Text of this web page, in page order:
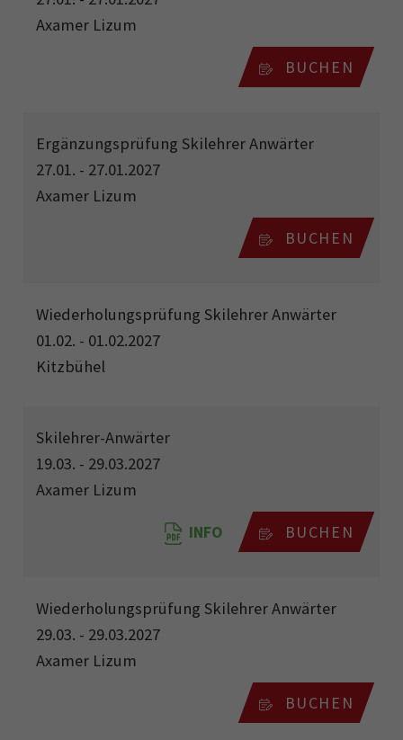
Axamer Lizum
BUCHEN
Ergänzungsprüfung Skilehrer Anwärter
27.01. - 27.01.2027
Axamer Lizum
BUCHEN
Wiederholungsprüfung Skilehrer Anwärter
01.02. - 01.02.2027
Kitzbühel
Skilehrer-Anwärter
19.03. - 29.03.2027
Axamer Lizum
INFO BUCHEN
Wiederholungsprüfung Skilehrer Anwärter
29.03. - 29.03.2027
Axamer Lizum
BUCHEN